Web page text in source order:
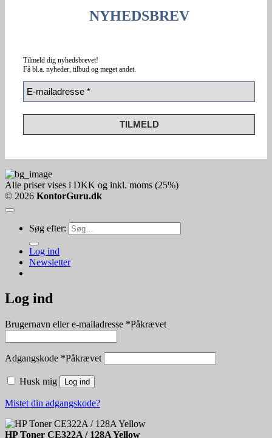
NYHEDSBREV
Tilmeld dig nyhedsbrevet!
Få bl.a. nyheder, tilbud og meget andet.
Alle priser vises i DKK og inkl. moms (25%)
© 2026 KontorGuru.dk
Søg efter:
Log ind
Newsletter
Log ind
Brugernavn eller e-mailadresse *Påkrævet
Adgangskode *Påkrævet
Husk mig Log ind
Mistet din adgangskode?
HP Toner CE322A / 128A Yellow